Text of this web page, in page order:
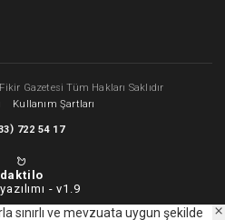
Gazetesi Tüm Hakları Saklıdır
Kullanım Şartları
) 722 54 17
daktilo
-v1.9
sınırlı ve mevzuata uygun şekilde